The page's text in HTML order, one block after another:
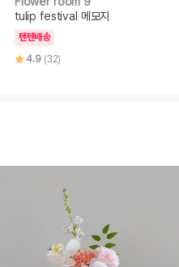
tulip festival 메모지
텐텐배송
4.9 (32)